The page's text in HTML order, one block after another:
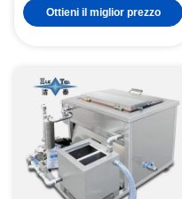
Macchina automatica per la
Ottieni il miglior prezzo